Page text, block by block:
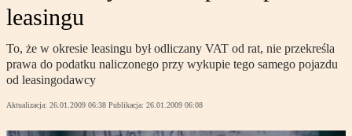
leasingu
To, że w okresie leasingu był odliczany VAT od rat, nie przekreśla
prawa do podatku naliczonego przy wykupie tego samego pojazdu
od leasingodawcy
Aktualizacja: 26.01.2009 06:38 Publikacja: 26.01.2009 06:08